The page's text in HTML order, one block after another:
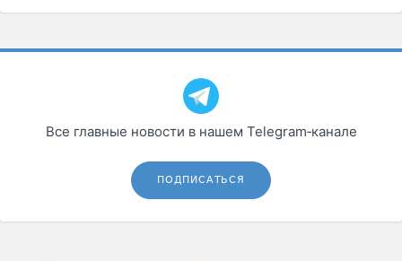
Все главные новости в нашем Telegram‑канале
ПОДПИСАТЬСЯ